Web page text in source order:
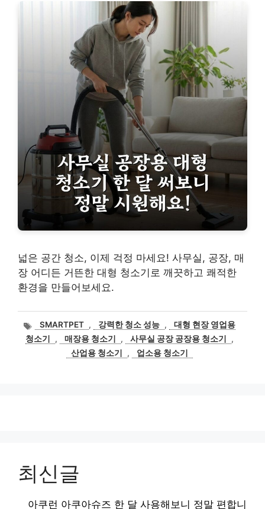
넓은 공간 청소, 이제 걱정 마세요! 사무실, 공장, 매
장 어디든 거뜬한 대형 청소기로 깨끗하고 쾌적한
환경을 만들어보세요.
태
그
SMARTPET , 강력한 청소 성능 ,
대형 현장 영업용
청소기
, 매장용 청소기 , 사무실 공장 공장용 청소기
,
산업용 청소기
, 업소용 청소기
최신글
아쿠런 아쿠아슈즈 한 달 사용해보니 정말 편합니